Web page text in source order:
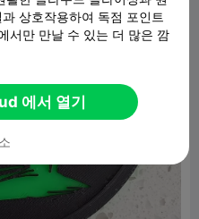
상호작용하여 독점 포인트
서만 만날 수 있는 더 많은 깜
에서 열기